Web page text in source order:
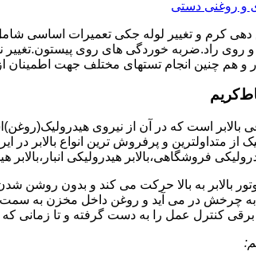
و روغنی دستی
دهی کرم و تغییر لوله جکی تعمیرات اساسی
راد.ضربه خوردگی های روی پیستون.تغییر
و هم چنین انجام تستهای مختلف جهت
بالابر است که در آن از نیروی
از متداولترین و پرفروش ترین انواع بالابر در
فروشگاهی،بالابر هیدرولیکی
بالابر به بالا حرکت می کند و بدون
چرخش در می آید و روغن داخل مخزن به سمت
کنترل عمل را به دست گرفته و تا زمانی که